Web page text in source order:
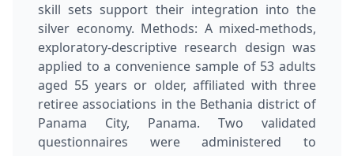
skill sets support their integration into the
silver economy. Methods: A mixed-methods,
exploratory-descriptive research design was
applied to a convenience sample of 53 adults
aged 55 years or older, affiliated with three
retiree associations in the Bethania district of
Panama City, Panama. Two validated
questionnaires were administered to